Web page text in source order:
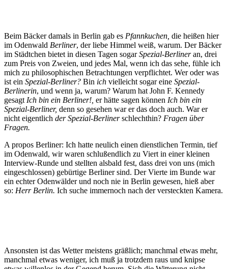
Beim Bäcker damals in Berlin gab es Pfannkuchen, die heißen hier
im Odenwald Berliner, der liebe Himmel weiß, warum. Der Bäcker
im Städtchen bietet in diesen Tagen sogarSpezial-Berlineran, drei
zum Preis von Zweien, und jedes Mal, wenn ich das sehe, fühle ich
mich zu philosophischen Betrachtungen verpflichtet. Wer oder was
ist ein Spezial-Berliner? Bin ich vielleicht sogar eine Spezial-
Berlinerin, und wenn ja, warum? Warum hat John F. Kennedy
gesagt Ich bin ein Berliner!, er hätte sagen können Ich bin ein
Spezial-Berliner, denn so gesehen war er das doch auch. War er
nicht eigentlich der Spezial-Berlinerschlechthin? Fragen über
Fragen.
A propos Berliner: Ich hatte neulich einen dienstlichen Termin, tief
im Odenwald, wir waren schlußendlich zu Viert in einer kleinen
Interview-Runde und stellten alsbald fest, dass drei von uns (mich
eingeschlossen) gebürtige Berliner sind. Der Vierte im Bunde war
ein echter Odenwälder und noch nie in Berlin gewesen, hieß aber
so: Herr Berlin. Ich suche immernoch nach der versteckten Kamera.
Ansonsten ist das Wetter meistens gräßlich; manchmal etwas mehr,
manchmal etwas weniger, ich muß ja trotzdem raus und knipse